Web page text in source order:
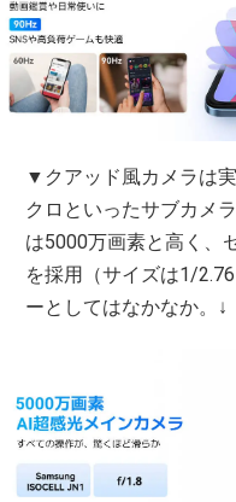
▼クアッド風カメラは
クロといったサブカメ
は5000万画素と高く、
を採用（サイズは1/
ーとしてはなかなか。↓